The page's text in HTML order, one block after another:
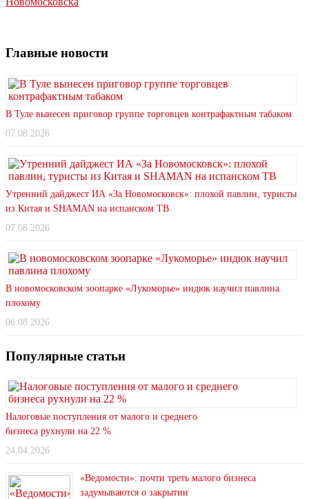
Главные новости
В Туле вынесен приговор группе торговцев контрафактным табаком
07.08.2026
Утренний дайджест ИА «За Новомосковск»: плохой павлин, туристы
из Китая и SHAMAN на испанском ТВ
07.08.2026
В новомосковском зоопарке «Лукоморье» индюк научил павлина
плохому
06.08.2026
Популярные статьи
Налоговые поступления от малого и среднего
бизнеса рухнули на 22 %
24.04.2026
«Ведомости»: почти треть малого бизнеса
задумываются о закрытии